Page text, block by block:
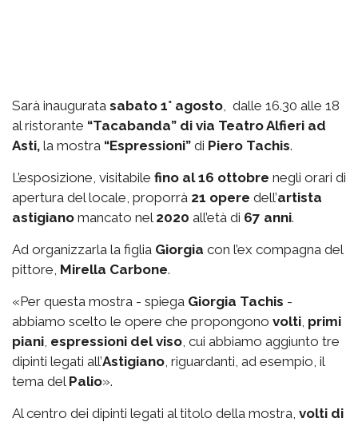
Sarà inaugurata sabato 1° agosto , dalle 16.30 alle 18
al ristorante “Tacabanda” di via Teatro Alfieri ad
Asti, la mostra “Espressioni” di Piero Tachis.
L’esposizione, visitabile fino al 16 ottobre negli orari di
apertura del locale, proporrà 21 opere dell’artista
astigiano mancato nel 2020 all’età di 67 anni.
Ad organizzarla la figlia Giorgia con l’ex compagna del
pittore, Mirella Carbone.
«Per questa mostra - spiega Giorgia Tachis -
abbiamo scelto le opere che propongono volti primi
piani espressioni del viso , cui abbiamo aggiunto tre
dipinti legati all’Astigiano , riguardanti, ad esempio, il
tema del Palio».
Al centro dei dipinti legati al titolo della mostra, volti di